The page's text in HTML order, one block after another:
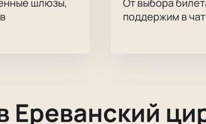
шлюзы,
От выбора
поддержим в
Ереванский